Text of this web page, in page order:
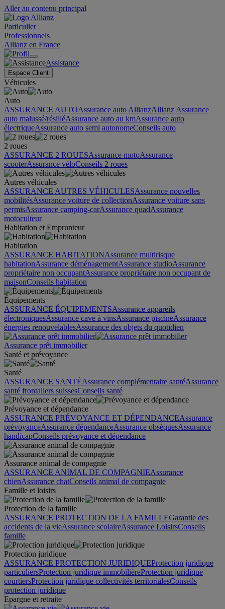
Aller au contenu principal
Particulier
Professionnels
Allianz en France
Assistance
Espace Client
Véhicules
Auto
ASSURANCE AUTOAssurance auto AllianzAllianz Assurance
auto malussé/résiliéAssurance auto au kmAssurance auto
électriqueAssurance auto semi autonomeConseils auto
2 roues
ASSURANCE 2 ROUESAssurance motoAssurance
scooterAssurance véloConseils 2 roues
Autres véhicules
ASSURANCE AUTRES VÉHICULESAssurance nouvelles
mobilitésAssurance voiture de collectionAssurance voiture sans
permisAssurance camping-carAssurance quadAssurance
motoculteur
Habitation et Emprunteur
Habitation
ASSURANCE HABITATIONAssurance multirisque
habitationAssurance déménagementAssurance studioAssurance
propriétaire non occupantAssurance propriétaire non occupant de
maisonConseils habitation
Équipements
ASSURANCE ÉQUIPEMENTSAssurance appareils
électroniquesAssurance cave à vinsAssurance piscineAssurance
énergies renouvelablesAssurance des objets du quotidien
Assurance prêt immobilier
Santé et prévoyance
Santé
ASSURANCE SANTÉAssurance complémentaire santéAssurance
santé frontaliers suissesConseils santé
Prévoyance et dépendance
ASSURANCE PRÉVOYANCE ET DÉPENDANCEAssurance
prévoyanceAssurance dépendanceAssurance obsèquesAssurance
handicapConseils prévoyance et dépendance
Assurance animal de compagnie
ASSURANCE ANIMAL DE COMPAGNIEAssurance
chienAssurance chatConseils animal de compagnie
Famille et loisirs
Protection de la famille
ASSURANCE PROTECTION DE LA FAMILLEGarantie des
accidents de la vieAssurance scolaireAssurance LoisirsConseils
famille
Protection juridique
ASSURANCE PROTECTION JURIDIQUEProtection juridique
particuliersProtection juridique immobilièreProtection juridique
courtiersProtection juridique collectivités territorialesConseils
protection juridique
Epargne et retraite